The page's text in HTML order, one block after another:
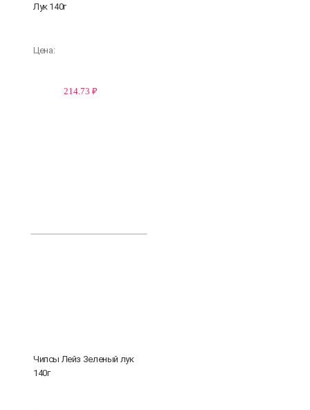
Лук 140г
Цена:
214.73 ₽
Чипсы Лейз Зеленый лук
140г